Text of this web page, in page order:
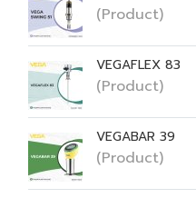
(Product)
VEGAFLEX 83
(Product)
VEGABAR 39
(Product)